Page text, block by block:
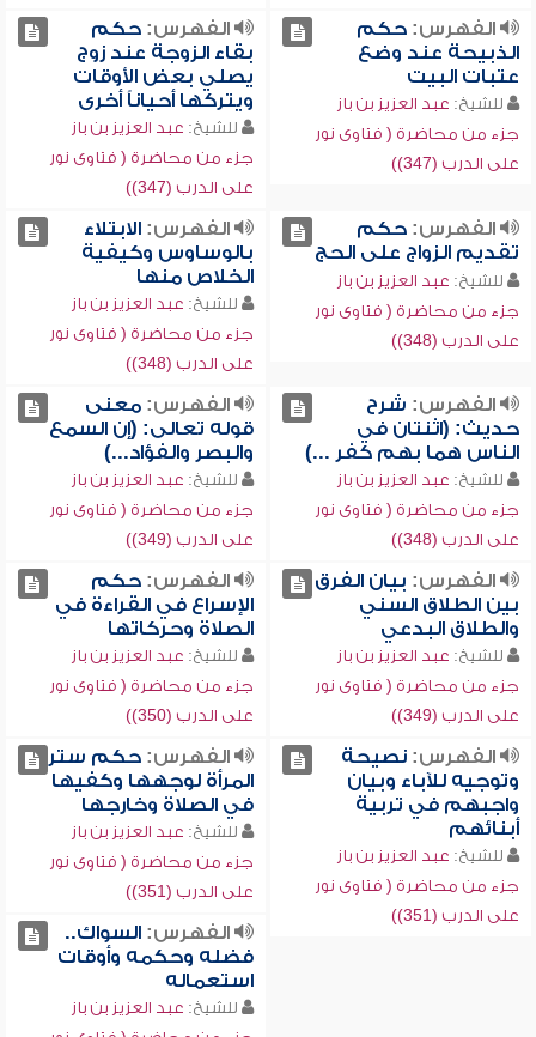
الفهرس:حكم
الذبيحة عند وضع
عتبات البيت
للشيخ: عبد العزيز بن باز
جزء من محاضرة ( فتاوى نور
على الدرب (347))
الفهرس:حكم
بقاء الزوجة عند زوج
يصلي بعض الأوقات
ويتركها أحياناً أخرى
للشيخ: عبد العزيز بن باز
جزء من محاضرة ( فتاوى نور
على الدرب (347))
الفهرس:حكم
تقديم الزواج على الحج
للشيخ: عبد العزيز بن باز
جزء من محاضرة ( فتاوى نور
على الدرب (348))
الفهرس:الابتلاء
بالوساوس وكيفية
الخلاص منها
للشيخ: عبد العزيز بن باز
جزء من محاضرة ( فتاوى نور
على الدرب (348))
الفهرس: شرح
حديث: (اثنتان في
الناس هما بهم كفر ...)
للشيخ: عبد العزيز بن باز
جزء من محاضرة ( فتاوى نور
على الدرب (348))
الفهرس:معنى
قوله تعالى: (إن السمع
والبصر والفؤاد...)
للشيخ: عبد العزيز بن باز
جزء من محاضرة ( فتاوى نور
على الدرب (349))
الفهرس: بيان الفرق
بين الطلاق السني
والطلاق البدعي
للشيخ: عبد العزيز بن باز
جزء من محاضرة ( فتاوى نور
على الدرب (349))
الفهرس:حكم
الإسراع في القراءة في
الصلاة وحركاتها
للشيخ: عبد العزيز بن باز
جزء من محاضرة ( فتاوى نور
على الدرب (350))
الفهرس:نصيحة
وتوجيه للآباء وبيان
واجبهم في تربية
أبنائهم
للشيخ: عبد العزيز بن باز
جزء من محاضرة ( فتاوى نور
على الدرب (351))
الفهرس:حكم ستر
المرأة لوجهها وكفيها
في الصلاة وخارجها
للشيخ: عبد العزيز بن باز
جزء من محاضرة ( فتاوى نور
على الدرب (351))
الفهرس:السواك..
فضله وحكمه وأوقات
استعماله
للشيخ: عبد العزيز بن باز